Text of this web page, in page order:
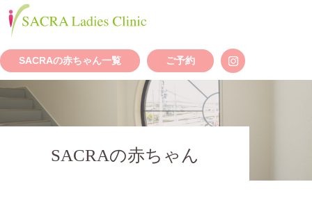
SACRAの赤ちゃん一覧 ご予約
SACRAの赤ちゃん